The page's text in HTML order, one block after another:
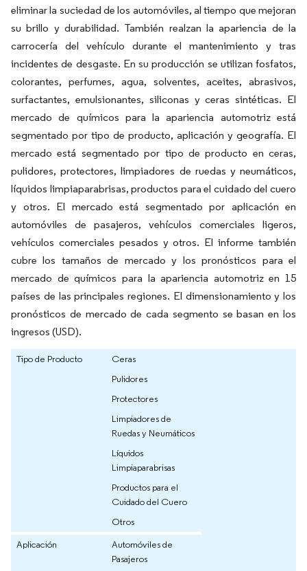
eliminar la suciedad de los automóviles, al tiempo que mejoran
su brillo y durabilidad. También realzan la apariencia de la
carrocería del vehículo durante el mantenimiento y tras
incidentes de desgaste. En su producción se utilizan fosfatos,
colorantes, perfumes, agua, solventes, aceites, abrasivos,
surfactantes, emulsionantes, siliconas y ceras sintéticas. El
mercado de químicos para la apariencia automotriz está
segmentado por tipo de producto, aplicación y geografía. El
mercado está segmentado por tipo de producto en ceras,
pulidores, protectores, limpiadores de ruedas y neumáticos,
líquidos limpiaparabrisas, productos para el cuidado del cuero
y otros. El mercado está segmentado por aplicación en
automóviles de pasajeros, vehículos comerciales ligeros,
vehículos comerciales pesados y otros. El informe también
cubre los tamaños de mercado y los pronósticos para el
mercado de químicos para la apariencia automotriz en 15
países de las principales regiones. El dimensionamiento y los
pronósticos de mercado de cada segmento se basan en los
ingresos (USD).
Tipo de Producto
Ceras
Pulidores
Protectores
Limpiadores de
Ruedas y Neumáticos
Líquidos
Limpiaparabrisas
Productos para el
Cuidado del Cuero
Otros
Aplicación
Automóviles de
Pasajeros